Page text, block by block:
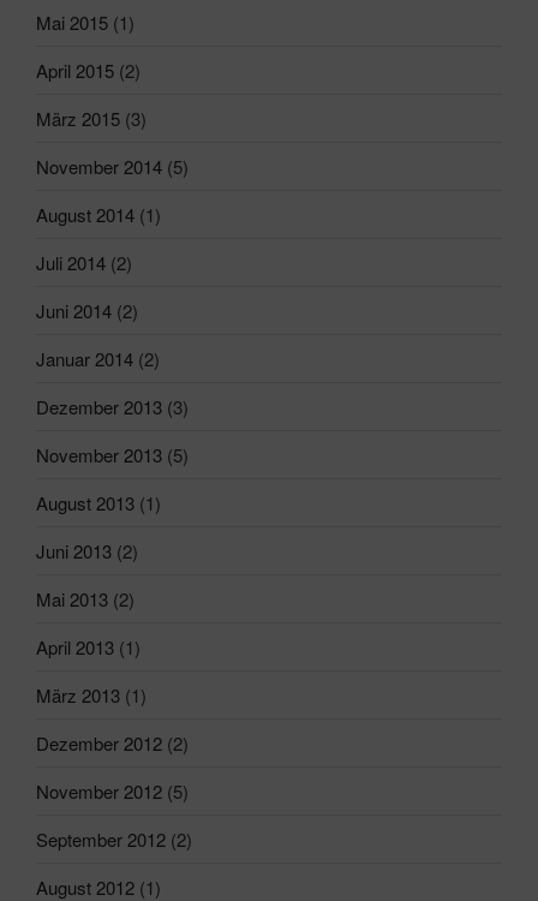
Mai 2015 (1)
April 2015 (2)
März 2015 (3)
November 2014 (5)
August 2014 (1)
Juli 2014 (2)
Juni 2014 (2)
Januar 2014 (2)
Dezember 2013 (3)
November 2013 (5)
August 2013 (1)
Juni 2013 (2)
Mai 2013 (2)
April 2013 (1)
März 2013 (1)
Dezember 2012 (2)
November 2012 (5)
September 2012 (2)
August 2012 (1)